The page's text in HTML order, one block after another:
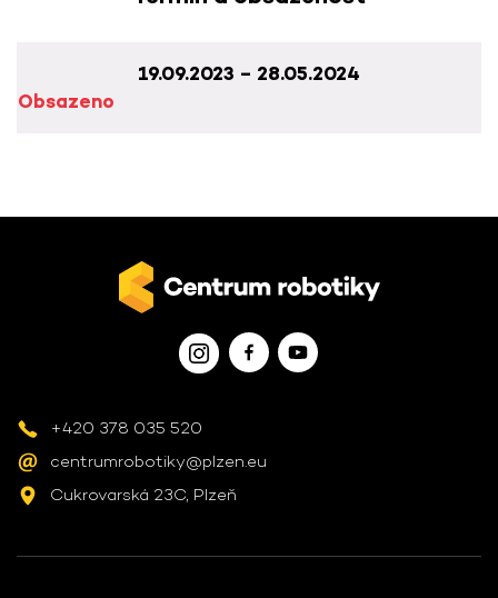
19.09.2023 – 28.05.2024
Obsazeno
+420 378 035 520
centrumrobotiky@plzen.eu
Cukrovarská 23C, Plzeň